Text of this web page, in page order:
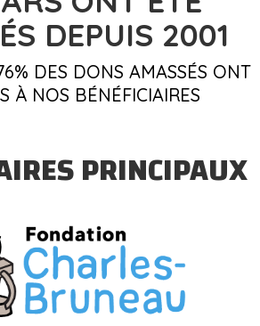
DEPUIS 2001
DES DONS AMASSÉS ONT
À NOS BÉNÉFICIAIRES
PRINCIPAUX